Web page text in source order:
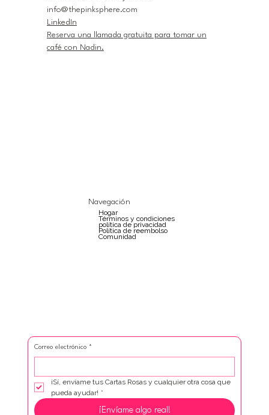
info@thepinksphere.com
LinkedIn
Reserva una llamada gratuita para tomar un
café con Nadin.
Navegación
Hogar
Términos y condiciones
política de privacidad
Política de reembolso
Comunidad
Correo electrónico *
¡Sí, envíame tus Cartas Rosas y cualquier otra cosa que
pueda ayudar! *
¡Envíame algo real!